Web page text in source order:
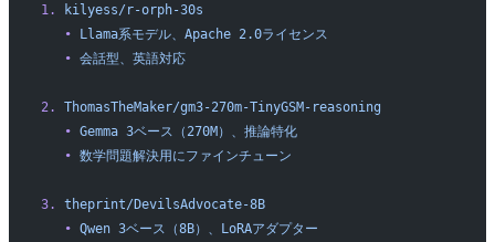
1.
kilyess/r-orph-30s
   •
Llama系モデル、Apache 2.0ライセンス
   •
会話型、英語対応
2.
ThomasTheMaker/gm3-270m-TinyGSM-reasoning
   •
Gemma 3ベース（270M）、推論特化
   •
数学問題解決用にファインチューン
3.
theprint/DevilsAdvocate-8B
   •
Qwen 3ベース（8B）、LoRAアダプター